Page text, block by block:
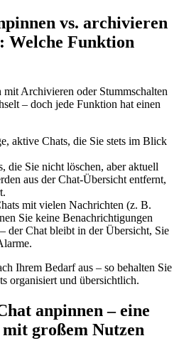
vs. archivieren
Welche Funktion
Archivieren oder Stummschalten
– doch jede Funktion hat einen
aktive Chats, die Sie stets im Blick
die Sie nicht löschen, aber aktuell
aus der Chat-Übersicht entfernt,
mit vielen Nachrichten (z. B.
Sie keine Benachrichtigungen
der Chat bleibt in der Übersicht, Sie
Ihrem Bedarf aus – so behalten Sie
organisiert und übersichtlich.
anpinnen – eine
großem Nutzen